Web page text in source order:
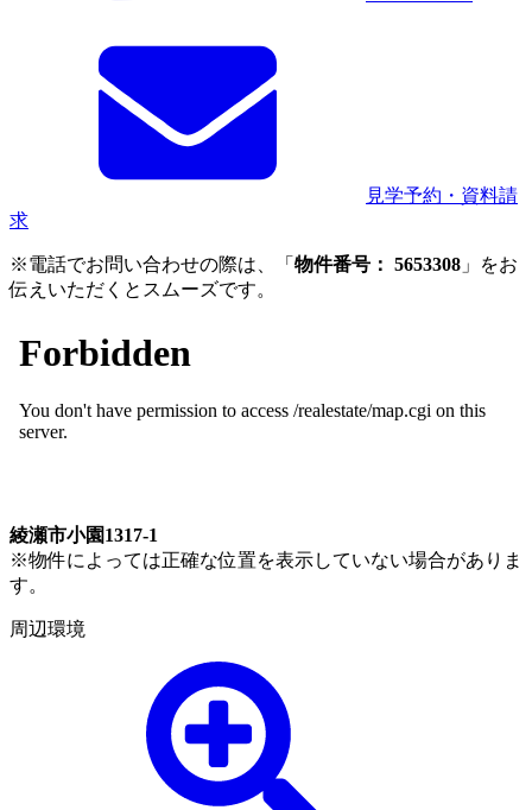
見学予約・資料請
求
※電話でお問い合わせの際は、「 物件番号： 5653308 」をお
伝えいただくとスムーズです。
綾瀬市小園1317-1
※物件によっては正確な位置を表示していない場合がありま
す。
周辺環境